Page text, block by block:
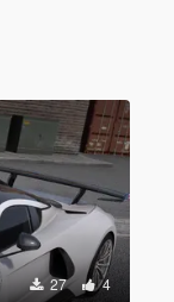
27 4